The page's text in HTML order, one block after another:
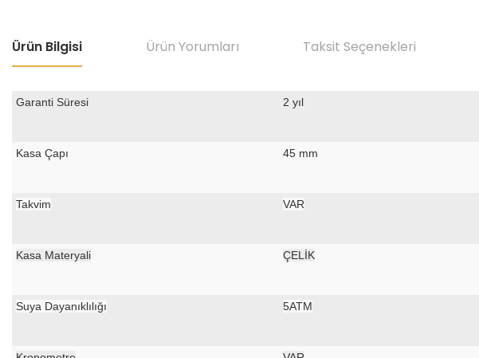
Ürün Bilgisi Ürün Yorumları Taksit Seçenekleri
Garanti Süresi 2 yıl
Kasa Çapı 45 mm
Takvim VAR
Kasa Materyali ÇELİK
Suya Dayanıklılığı 5ATM